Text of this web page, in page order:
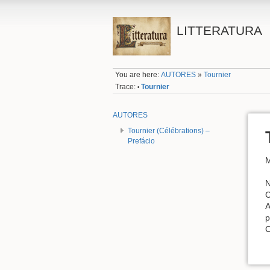
LITTERATURA
You are here:AUTORES »Tournier
Trace: • Tournier
AUTORES
Tournier (Célébrations) –
Prefácio